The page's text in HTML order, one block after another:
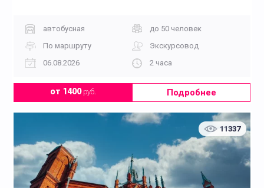
автобусная
до 50 человек
По маршруту
Экскурсовод
06.08.2026
2 часа
от 1400руб. Подробнее
11337